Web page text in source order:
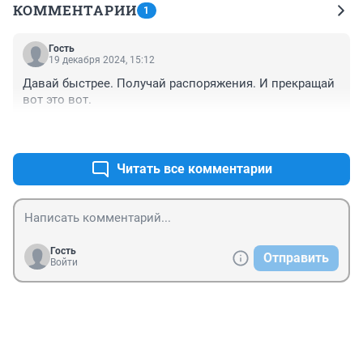
КОММЕНТАРИИ 1
Гость
19 декабря 2024, 15:12
Давай быстрее. Получай распоряжения. И прекращай
вот это вот.
Читать все комментарии
Гость
Войти
Отправить